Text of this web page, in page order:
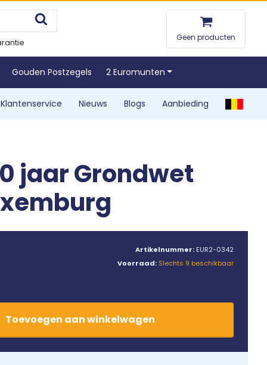
Geen producten
Gouden Postzegels 2 Euromunten
Klantenservice Nieuws Blogs Aanbieding
jaar Grondwet
Artikelnummer: EUR2-0342
Voorraad: Slechts 9 beschikbaar
Toevoegen aanwinkelwagen